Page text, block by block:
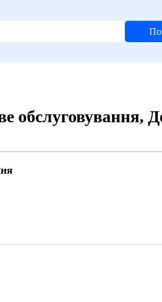
обслуговування,